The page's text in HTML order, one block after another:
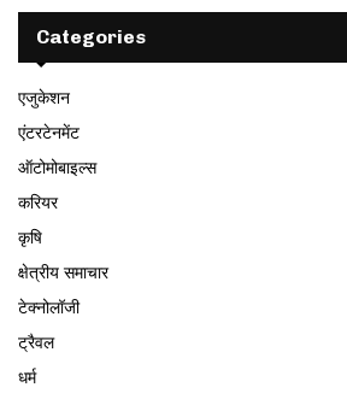
Categories
एजुकेशन
एंटरटेनमेंट
ऑटोमोबाइल्स
करियर
कृषि
क्षेत्रीय समाचार
टेक्नोलॉजी
ट्रैवल
धर्म